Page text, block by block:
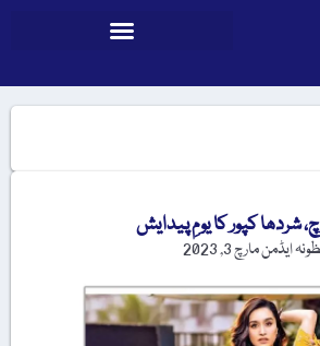
ایڈمنمارچ 3, 2023